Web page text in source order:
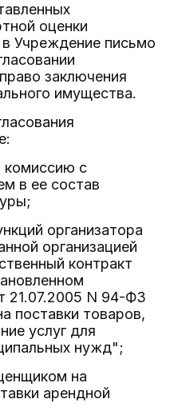
оценки
в Учреждение письмо
заключения
имущества.
комиссию с
в ее состав
организатора
организацией
контракт
21.07.2005 N 94-ФЗ
поставки товаров,
услуг для
нужд";
на
арендной